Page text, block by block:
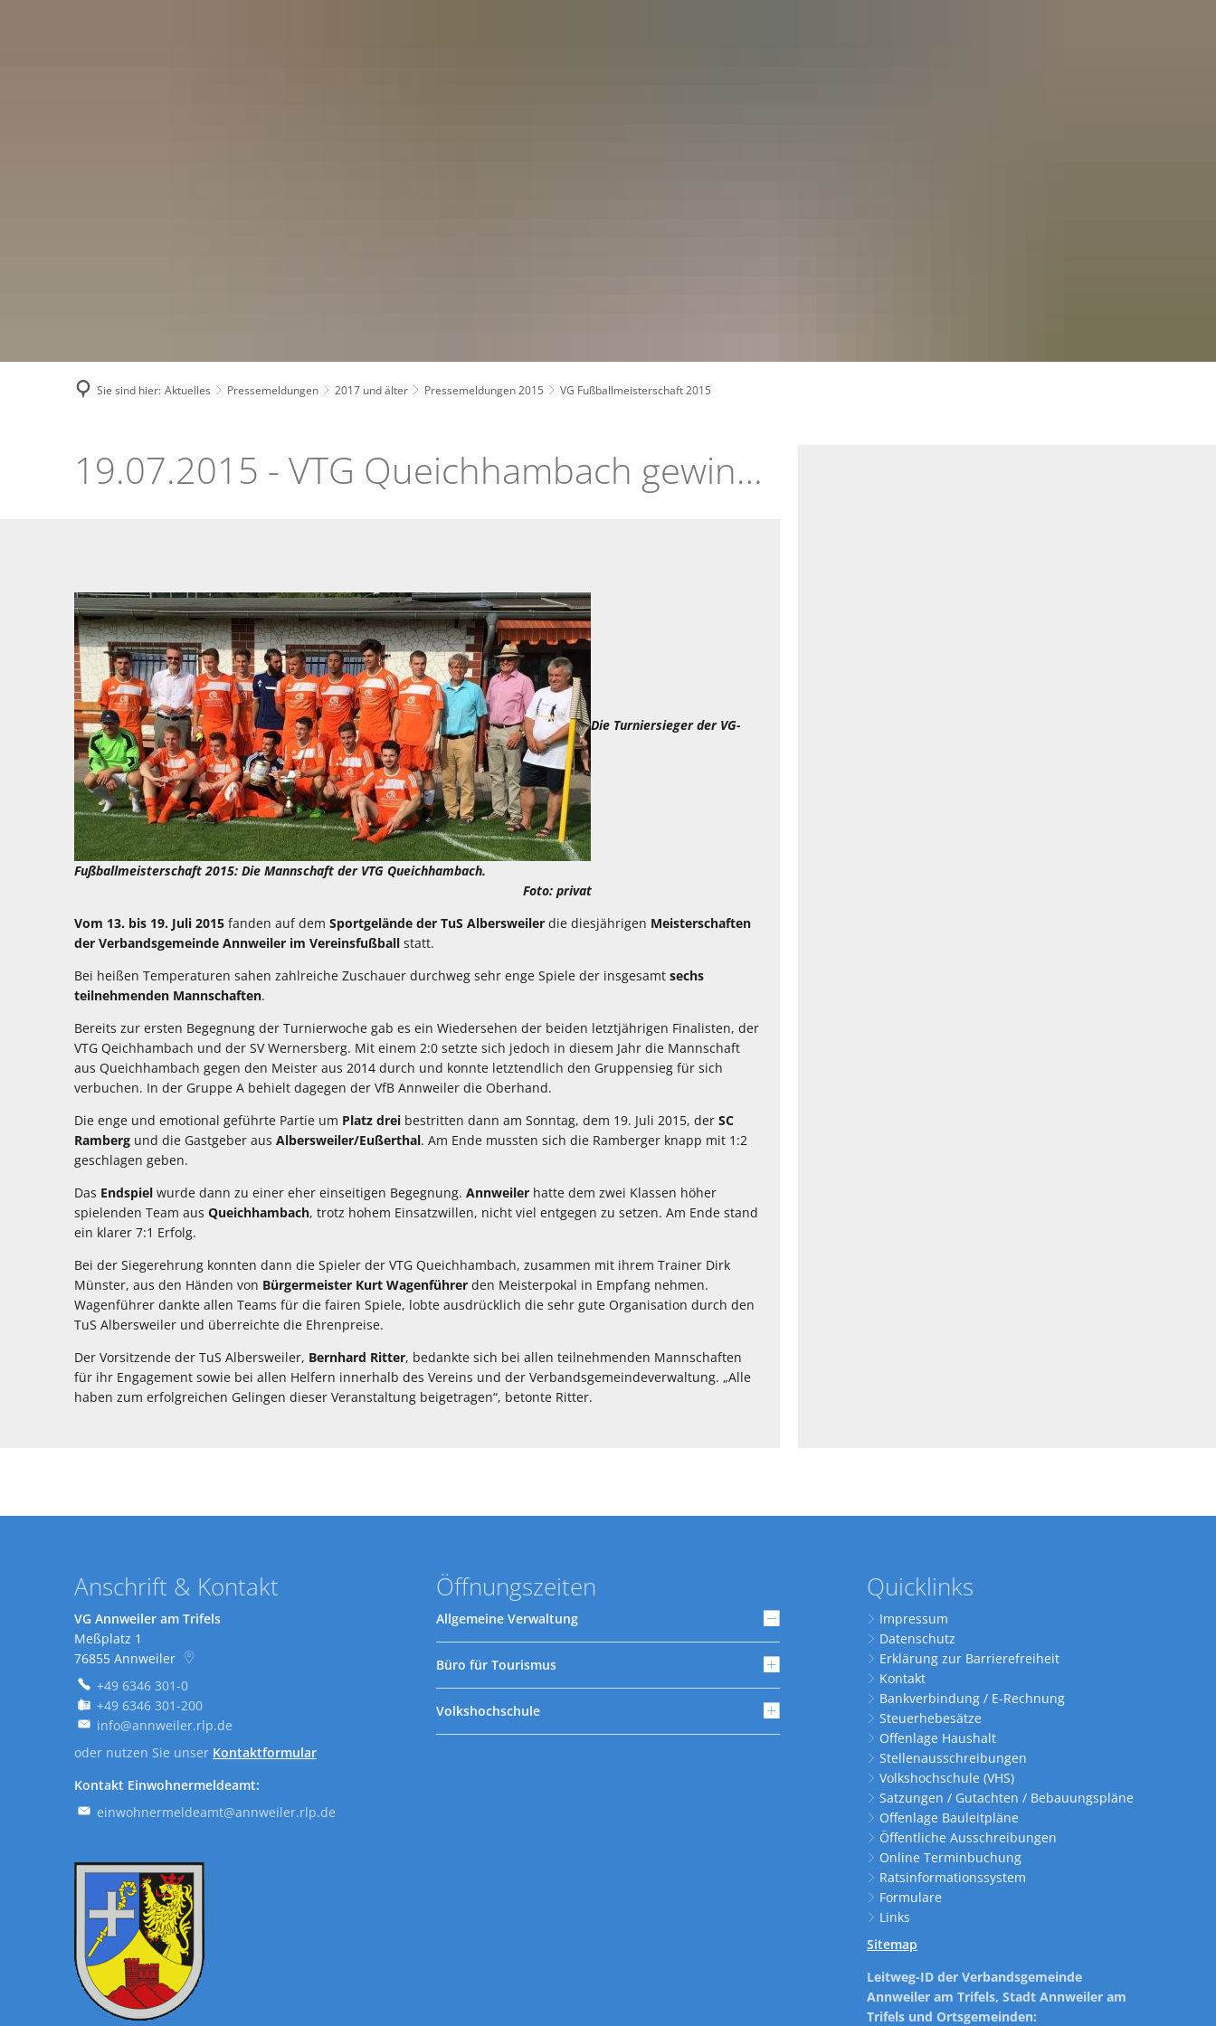
Sie sind hier: Aktuelles Pressemeldungen 2017 und älter Pressemeldungen 2015 VG Fußballmeisterschaft 2015
19.07.2015 - VTG Queichhambach gewinnt VG-Fußballmeisterschaft 2015
Die Turniersieger der VG-
Fußballmeisterschaft 2015: Die Mannschaft der VTG Queichhambach.
Foto: privat
Vom 13. bis 19. Juli 2015 fanden auf dem Sportgelände der TuS Albersweiler die diesjährigen Meisterschaften
der Verbandsgemeinde Annweiler im Vereinsfußball statt.
Bei heißen Temperaturen sahen zahlreiche Zuschauer durchweg sehr enge Spiele der insgesamt sechs
teilnehmenden Mannschaften.
Bereits zur ersten Begegnung der Turnierwoche gab es ein Wiedersehen der beiden letztjährigen Finalisten, der
VTG Qeichhambach und der SV Wernersberg. Mit einem 2:0 setzte sich jedoch in diesem Jahr die Mannschaft
aus Queichhambach gegen den Meister aus 2014 durch und konnte letztendlich den Gruppensieg für sich
verbuchen. In der Gruppe A behielt dagegen der VfB Annweiler die Oberhand.
Die enge und emotional geführte Partie um Platz drei bestritten dann am Sonntag, dem 19. Juli 2015, der SC
Ramberg und die Gastgeber aus Albersweiler/Eußerthal. Am Ende mussten sich die Ramberger knapp mit 1:2
geschlagen geben.
Das Endspiel wurde dann zu einer eher einseitigen Begegnung. Annweiler hatte dem zwei Klassen höher
spielenden Team aus Queichhambach, trotz hohem Einsatzwillen, nicht viel entgegen zu setzen. Am Ende stand
ein klarer 7:1 Erfolg.
Bei der Siegerehrung konnten dann die Spieler der VTG Queichhambach, zusammen mit ihrem Trainer Dirk
Münster, aus den Händen von Bürgermeister Kurt Wagenführer den Meisterpokal in Empfang nehmen.
Wagenführer dankte allen Teams für die fairen Spiele, lobte ausdrücklich die sehr gute Organisation durch den
TuS Albersweiler und überreichte die Ehrenpreise.
Der Vorsitzende der TuS Albersweiler, Bernhard Ritter, bedankte sich bei allen teilnehmenden Mannschaften
für ihr Engagement sowie bei allen Helfern innerhalb des Vereins und der Verbandsgemeindeverwaltung. „Alle
haben zum erfolgreichen Gelingen dieser Veranstaltung beigetragen“, betonte Ritter.
Anschrift & Kontakt
VG Annweiler am Trifels
Meßplatz 1
76855 Annweiler
+49 6346 301-0
+49 6346 301-200
info@annweiler.rlp.de
oder nutzen Sie unser Kontaktformular
Kontakt Einwohnermeldeamt:
einwohnermeldeamt@annweiler.rlp.de
Öffnungszeiten
Allgemeine Verwaltung
Büro für Tourismus
Volkshochschule
Quicklinks
Impressum
Datenschutz
Erklärung zur Barrierefreiheit
Kontakt
Bankverbindung / E-Rechnung
Steuerhebesätze
Offenlage Haushalt
Stellenausschreibungen
Volkshochschule (VHS)
Satzungen / Gutachten / Bebauungspläne
Offenlage Bauleitpläne
Öffentliche Ausschreibungen
Online Terminbuchung
Ratsinformationssystem
Formulare
Links
Sitemap
Leitweg-ID der Verbandsgemeinde
Annweiler am Trifels, Stadt Annweiler am
Trifels und Ortsgemeinden: